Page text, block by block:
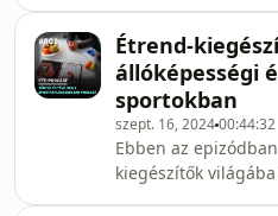
hogy az a
egészségünk
lemaradtál az előző
szemszögéből.
lehet biztosítani a
tápanyagbevitelt,
vagy nagyrészt
ételeket
legfontosabb
kiegészítőket,
sportteljesítményt,
Étrend-
állóképességi
sportokban
szept. 16, 202400:44:32
Ebben az
kiegészítők